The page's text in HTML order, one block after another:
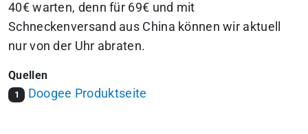
40€ warten, denn für 69€ und mit
Schneckenversand aus China können wir aktuell
nur von der Uhr abraten.
Quellen
1 Doogee Produktseite